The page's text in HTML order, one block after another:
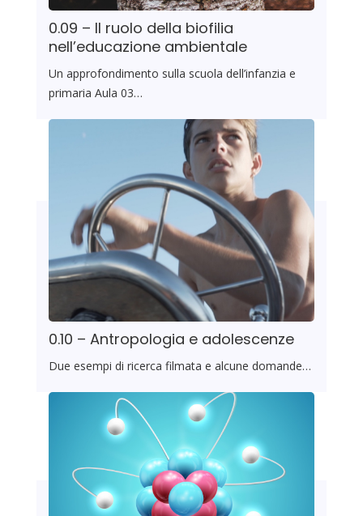
0.09 – Il ruolo della biofilia
nell’educazione ambientale
Un approfondimento sulla scuola dell’infanzia e
primaria Aula 03…
0.10 – Antropologia e adolescenze
Due esempi di ricerca filmata e alcune domande…